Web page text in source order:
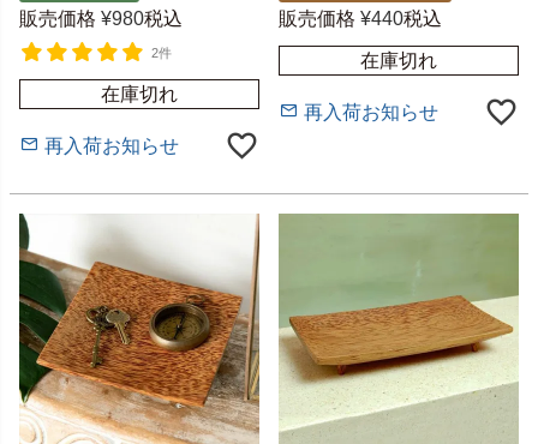
販売価格 ¥980税込
2件
在庫切れ
再入荷お知らせ
販売価格 ¥440税込
在庫切れ
再入荷お知らせ